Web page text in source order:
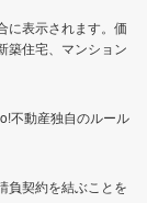
に表示されます。価
築住宅、マンション
不動産独自のルール
負契約を結ぶことを